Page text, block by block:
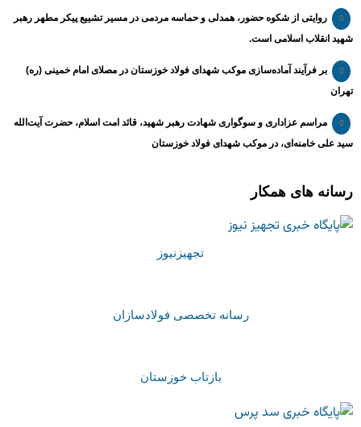
روایتی از شکوه حضور، همدلی و حماسه مردمی در مسیر تشییع پیکر مطهر رهبر
شهید انقلاب اسلامی است.
بر فرآیند آماده‌سازی موکب شهدای فولاد خوزستان در مصلای امام خمینی (ره)
تهران
مراسم عزاداری و سوگواری شهادت رهبر شهید، قائد امت اسلام، حضرت آیت‌الله
سید علی خامنه‌ای، در موکب شهدای فولاد خوزستان
رسانه های همکار
تجهیزنیوز
رسانه تخصصی فولادسازان
بازتاب خوزستان